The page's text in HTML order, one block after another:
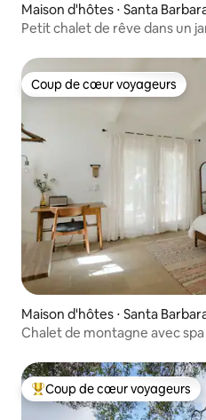
Maison d'hôtes ⋅ Santa
Petit chalet de rêve dans un
Coup de cœur voyageurs
Coup de cœur voyageurs
Maison d'hôtes ⋅ Santa
Chalet de montagne avec
Coups de cœur voyageurs
Coup de cœur voyageurs